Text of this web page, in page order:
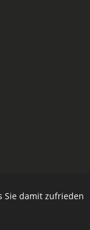
Sie damit zufrieden